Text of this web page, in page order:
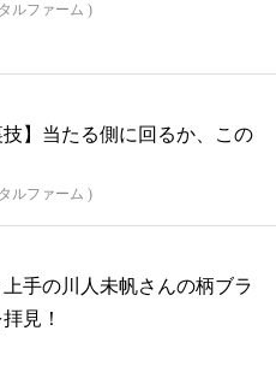
ルファーム )
技】当たる側に回るか、この
ルファーム )
手の川人未帆さんの柄ブラ
見！